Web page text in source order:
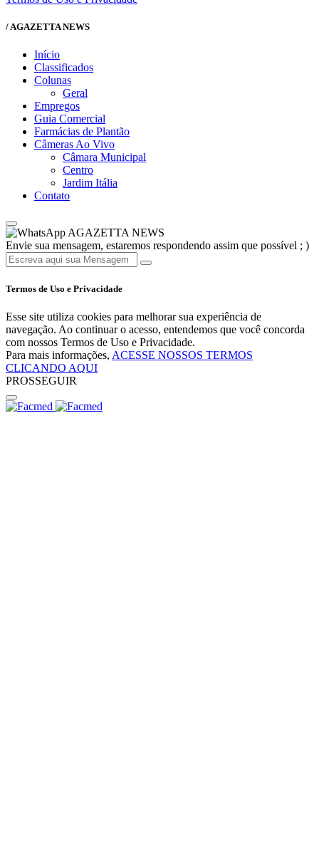
/ AGAZETTA NEWS
Início
Classificados
Colunas
Geral
Empregos
Guia Comercial
Farmácias de Plantão
Câmeras Ao Vivo
Câmara Municipal
Centro
Jardim Itália
Contato
AGAZETTA NEWS
Envie sua mensagem, estaremos respondendo assim que possível ; )
Termos de Uso e Privacidade
Esse site utiliza cookies para melhorar sua experiência de
navegação. Ao continuar o acesso, entendemos que você concorda
com nossos Termos de Uso e Privacidade.
Para mais informações, ACESSE NOSSOS TERMOS
CLICANDO AQUI
PROSSEGUIR